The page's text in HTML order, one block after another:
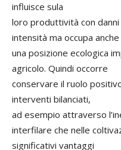
influisce sula
loro produttività con
intensità ma occupa anche
una posizione ecologica
agricolo. Quindi occorre
conservare il ruolo
interventi bilanciati,
ad esempio attraverso
interfilare che nelle
significativi vantaggi